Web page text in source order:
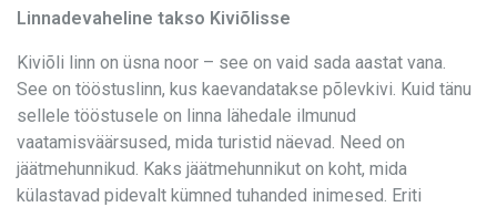
Linnadevaheline takso Kiviõlisse
Kiviõli linn on üsna noor – see on vaid sada aastat vana.
See on tööstuslinn, kus kaevandatakse põlevkivi. Kuid tänu
sellele tööstusele on linna lähedale ilmunud
vaatamisväärsused, mida turistid näevad. Need on
jäätmehunnikud. Kaks jäätmehunnikut on koht, mida
külastavad pidevalt kümned tuhanded inimesed. Eriti